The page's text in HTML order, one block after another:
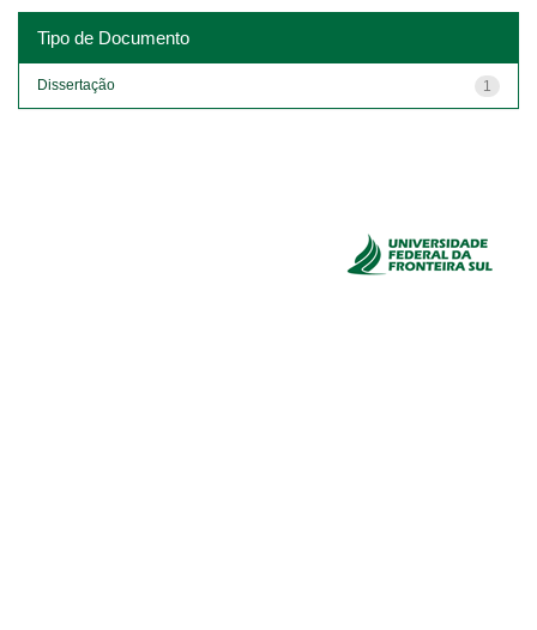
Tipo de Documento
1
Dissertação